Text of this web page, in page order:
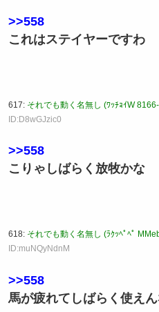
>>558
これはステイヤーですわ
617: それでも動く名無し (ﾜｯﾁｮｲW
ID:D8wGJzic0
>>558
こりゃしばらく放牧かな
618: それでも動く名無し (ﾗｸｯﾍﾟﾍﾟ
ID:muNQyNdnM
>>558
馬が疲れてしばらく使え